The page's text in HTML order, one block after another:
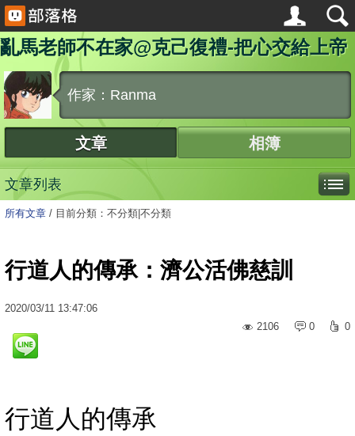
亂馬老師不在家@克己復禮-把心交給上帝
作家：Ranma
文章 相簿
文章列表
所有文章 / 目前分類：不分類|不分類
行道人的傳承：濟公活佛慈訓
2020/03/11 13:47:06
2106
0 0
行道人的傳承